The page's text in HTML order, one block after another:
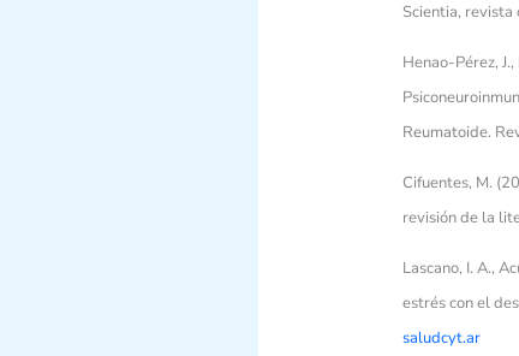
Scientia,
Henao-Pérez,
Reumatoide.
Cifuentes, M.
revisión de la
Lascano, I. A.,
estrés con el
saludcyt.ar